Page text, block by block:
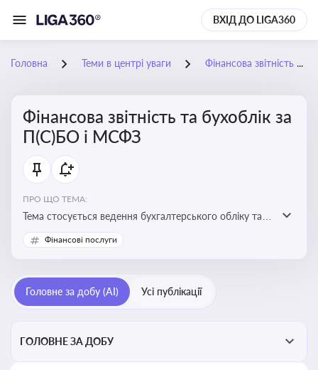
ВХІД ДО LIGA360
Головна Теми в центрі уваги Фінансова звітність та бухоблік за П(С)БО і МСФЗ
Фінансова звітність та бухоблік за
П(С)БО і МСФЗ
ПРО ЩО ТЕМА:
Тема стосується ведення бухгалтерського обліку та
складання фінансової звітності відповідно до
національних і міжнародних стандартів
Фінансові послуги
Головне за добу (AI) Усі публікації
ГОЛОВНЕ ЗА ДОБУ